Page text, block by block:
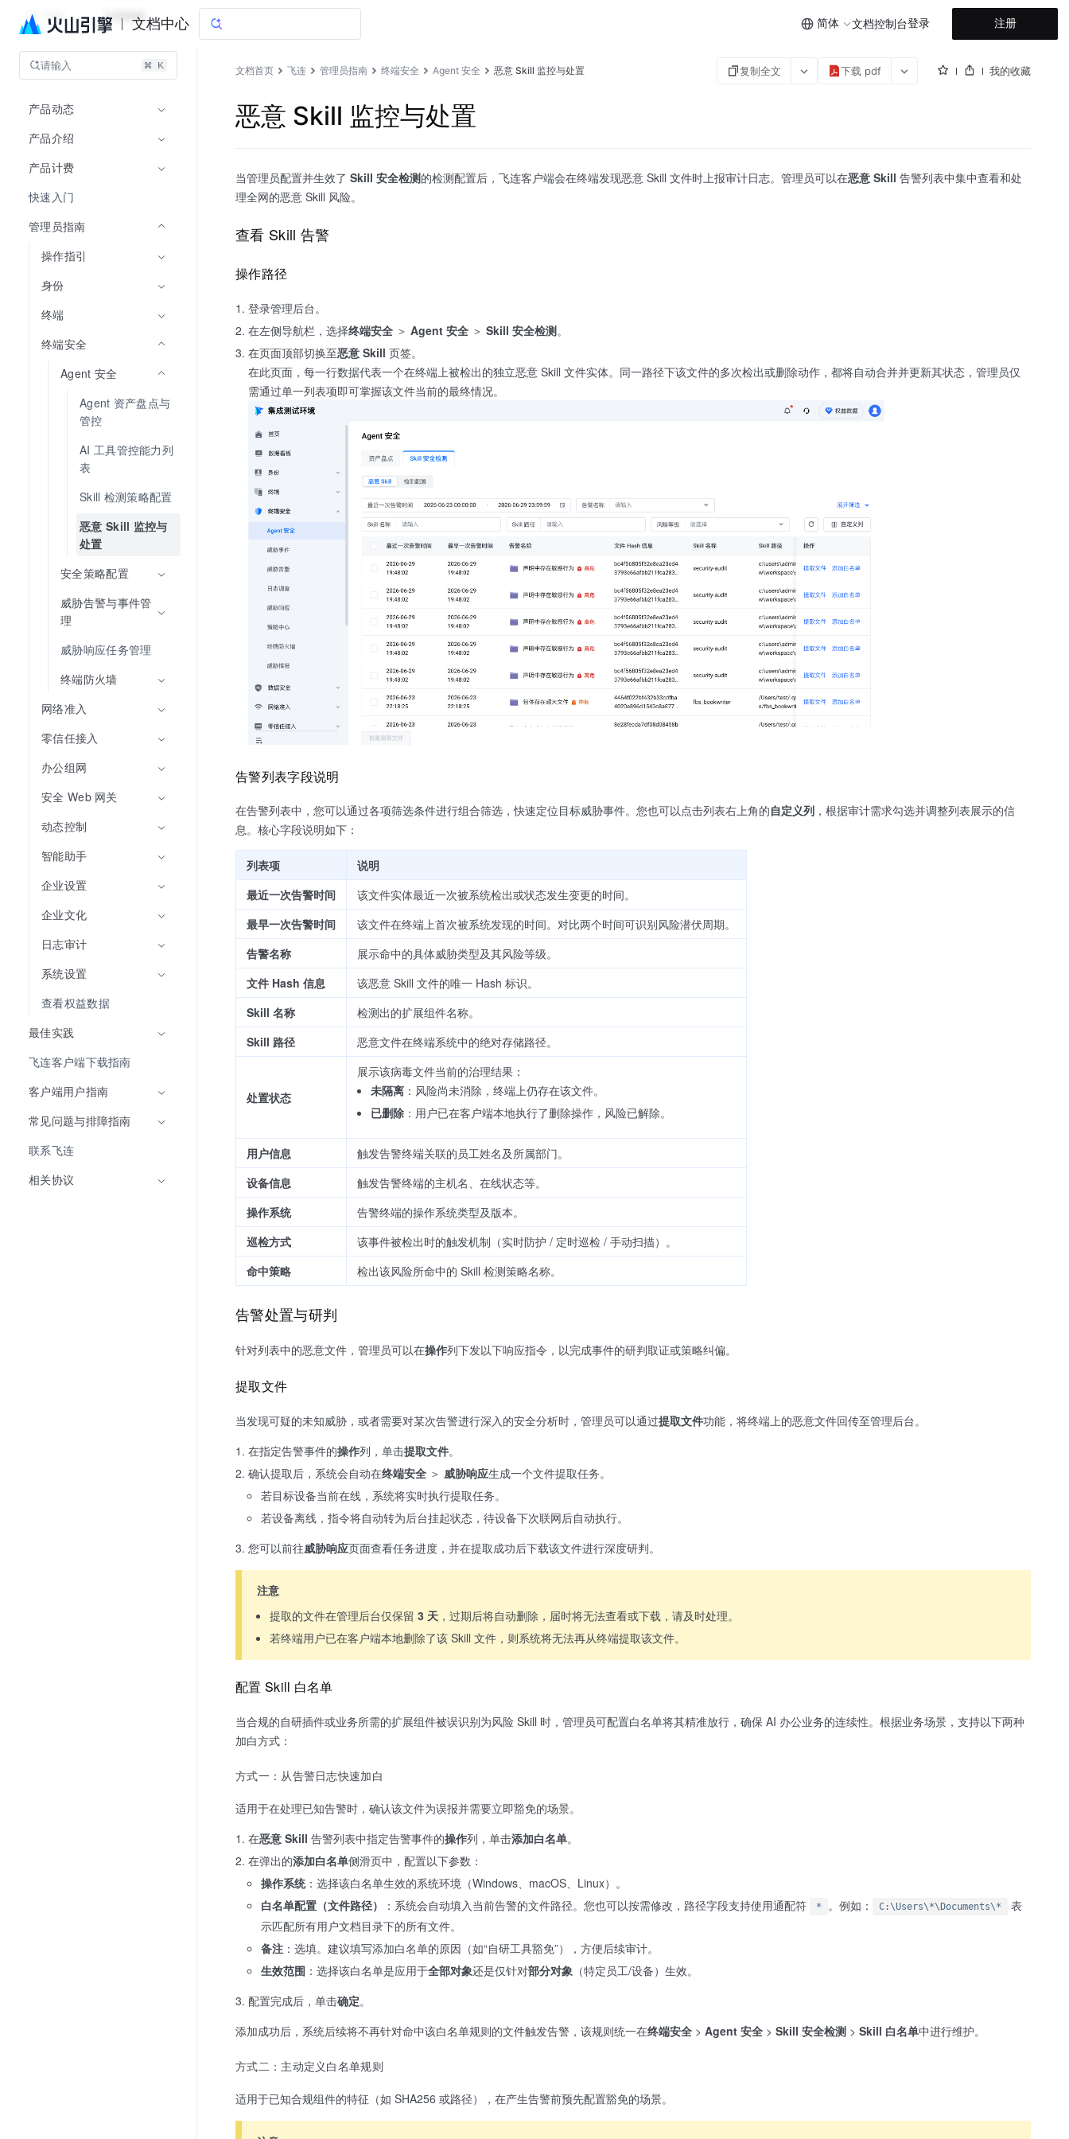
文档中心 简体 文档控制台登录 注册
飞连 文档指南
请输入
产品动态
产品介绍
产品计费
快速入门
管理员指南
操作指引
身份
终端
终端安全
Agent 安全
Agent 资产盘点与
管控
AI 工具管控能力列
表
Skill 检测策略配置
恶意 Skill 监控与
处置
安全策略配置
威胁告警与事件管
理
威胁响应任务管理
终端防火墙
网络准入
零信任接入
办公组网
安全 Web 网关
动态控制
智能助手
企业设置
企业文化
日志审计
系统设置
查看权益数据
最佳实践
飞连客户端下载指南
客户端用户指南
常见问题与排障指南
联系飞连
相关协议
文档首页 飞连 管理员指南 终端安全 Agent 安全 恶意 Skill 监控与处置 复制全文 下载 pdf 我的收藏
恶意 Skill 监控与处置
当管理员配置并生效了 Skill 安全检测的检测配置后，飞连客户端会在终端发现恶意 Skill 文件时上报审计日志。管理员可以在恶意 Skill 告警列表中集中查看和处
理全网的恶意 Skill 风险。
查看 Skill 告警
操作路径
登录管理后台。
在左侧导航栏，选择终端安全 ＞ Agent 安全 ＞ Skill 安全检测。
在页面顶部切换至恶意 Skill 页签。
在此页面，每一行数据代表一个在终端上被检出的独立恶意 Skill 文件实体。同一路径下该文件的多次检出或删除动作，都将自动合并并更新其状态，管理员仅
需通过单一列表项即可掌握该文件当前的最终情况。
告警列表字段说明
在告警列表中，您可以通过各项筛选条件进行组合筛选，快速定位目标威胁事件。您也可以点击列表右上角的自定义列 ，根据审计需求勾选并调整列表展示的信
息。核心字段说明如下：
列表项
说明
最近一次告警时间
该文件实体最近一次被系统检出或状态发生变更的时间。
最早一次告警时间
该文件在终端上首次被系统发现的时间。对比两个时间可识别风险潜伏周期。
告警名称
展示命中的具体威胁类型及其风险等级。
文件 Hash 信息
该恶意 Skill 文件的唯一 Hash 标识。
Skill 名称
检测出的扩展组件名称。
Skill 路径
恶意文件在终端系统中的绝对存储路径。
处置状态
展示该病毒文件当前的治理结果：
未隔离：风险尚未消除，终端上仍存在该文件。
已删除：用户已在客户端本地执行了删除操作，风险已解除。
用户信息
触发告警终端关联的员工姓名及所属部门。
设备信息
触发告警终端的主机名、在线状态等。
操作系统
告警终端的操作系统类型及版本。
巡检方式
该事件被检出时的触发机制（实时防护 / 定时巡检 / 手动扫描）。
命中策略
检出该风险所命中的 Skill 检测策略名称。
告警处置与研判
针对列表中的恶意文件，管理员可以在操作列下发以下响应指令，以完成事件的研判取证或策略纠偏。
提取文件
当发现可疑的未知威胁，或者需要对某次告警进行深入的安全分析时，管理员可以通过提取文件功能，将终端上的恶意文件回传至管理后台。
在指定告警事件的操作列，单击提取文件。
确认提取后，系统会自动在终端安全 ＞ 威胁响应生成一个文件提取任务。
若目标设备当前在线，系统将实时执行提取任务。
若设备离线，指令将自动转为后台挂起状态，待设备下次联网后自动执行。
您可以前往威胁响应页面查看任务进度，并在提取成功后下载该文件进行深度研判。
注意
提取的文件在管理后台仅保留3 天 ，过期后将自动删除，届时将无法查看或下载，请及时处理。
若终端用户已在客户端本地删除了该 Skill 文件，则系统将无法再从终端提取该文件。
配置 Skill 白名单
当合规的自研插件或业务所需的扩展组件被误识别为风险 Skill 时，管理员可配置白名单将其精准放行，确保 AI 办公业务的连续性。根据业务场景，支持以下两种
加白方式：
方式一：从告警日志快速加白
适用于在处理已知告警时，确认该文件为误报并需要立即豁免的场景。
在恶意 Skill 告警列表中指定告警事件的操作列，单击添加白名单。
在弹出的添加白名单侧滑页中，配置以下参数：
操作系统：选择该白名单生效的系统环境（Windows、macOS、Linux）。
白名单配置（文件路径）
：系统会自动填入当前告警的文件路径。您也可以按需修改，路径字段支持使用通配符 * 。例如： C:\Users\*\Documents\*
表
示匹配所有用户文档目录下的所有文件。
备注 ：选填。建议填写添加白名单的原因（如“自研工具豁免”），方便后续审计。
生效范围 ：选择该白名单是应用于全部对象还是仅针对部分对象 （特定员工/设备）生效。
配置完成后，单击确定。
添加成功后，系统后续将不再针对命中该白名单规则的文件触发告警，该规则统一在终端安全 > Agent 安全 > Skill 安全检测 > Skill 白名单中进行维护。
方式二：主动定义白名单规则
适用于已知合规组件的特征（如 SHA256 或路径），在产生告警前预先配置豁免的场景。